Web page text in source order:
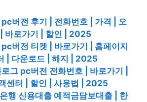
버전 후기 | 전화번호 | 가격 | 오
바로가기 | 할인 | 2025
버전 티켓 | 바로가기 | 홈페이지
| 다운로드 | 해지 | 2025
그 pc버전 전화번호 | 바로가기 |
센터 | 할인 | 사용법 | 2025
행 신용대출 예적금담보대출 | 한